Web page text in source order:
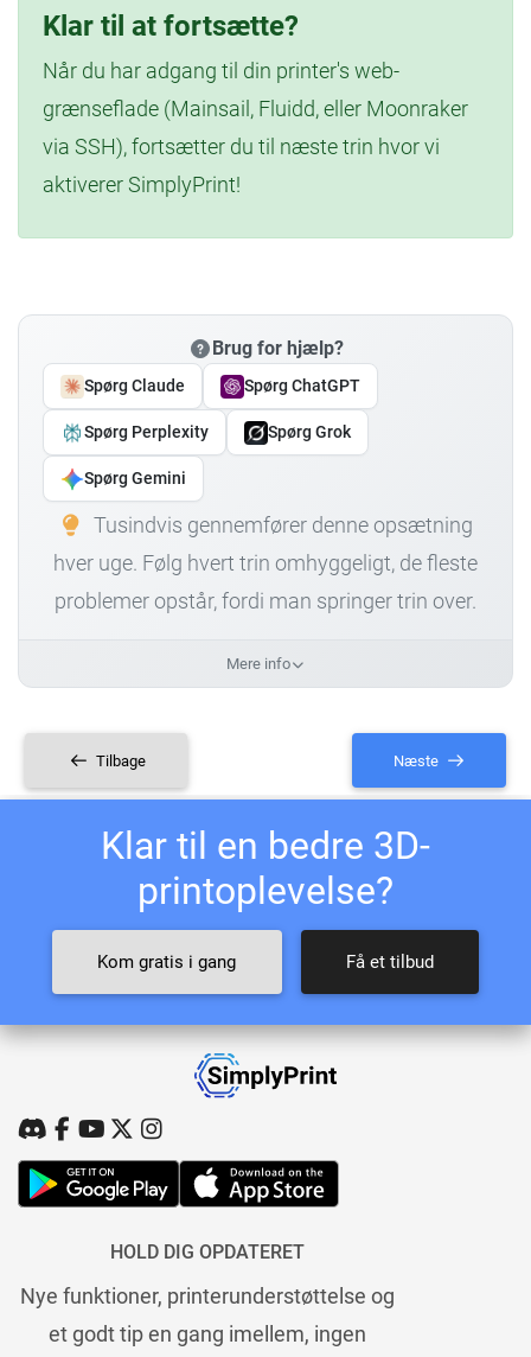
Klar til at fortsætte?
Når du har adgang til din printer's web-
grænseflade (Mainsail, Fluidd, eller Moonraker
via SSH), fortsætter du til næste trin hvor vi
aktiverer SimplyPrint!
Brug for hjælp?
Spørg Claude Spørg ChatGPT
Spørg Perplexity Spørg Grok
Spørg Gemini
Tusindvis gennemfører denne opsætning
hver uge. Følg hvert trin omhyggeligt, de fleste
problemer opstår, fordi man springer trin over.
Mere info
Tilbage Næste
Klar til en bedre 3D-
printoplevelse?
Kom gratis i gang Få et tilbud
HOLD DIG OPDATERET
Nye funktioner, printerunderstøttelse og
et godt tip en gang imellem, ingen